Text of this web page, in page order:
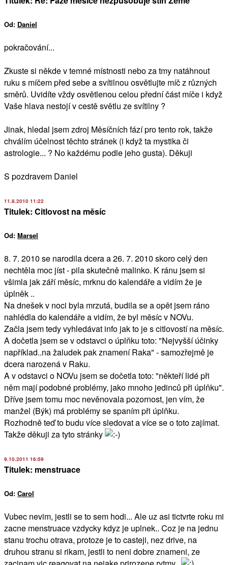
Od: Daniel
pokračování...
Zkuste si někde v temné místnosti nebo za tmy natáhnout
ruku s míčem před sebe a svítilnou osvětlujte míč z různých
směrů. Uvidíte vždy osvětlenou celou přední část míče i když
Vaše hlava nestojí v cestě světlu ze svítilny ?
Jinak, hledal jsem zdroj Měsíčních fází pro tento rok, takže
chválím účelnost těchto stránek (i když ta mystika či
astrologie... ? No každému podle jeho gusta). Děkuji
S pozdravem Daniel
11.8.2010 11:22
Titulek: Citlovost na měsíc
Od: Marsel
8. 7. 2010 se narodila dcera a 26. 7. 2010 skoro celý den
nechtěla moc jíst - pila skutečně malinko. K ránu jsem si
všimla jak září měsíc, mrknu do kalendáře a vidím že je
úplněk ..
Na dnešek v noci byla mrzutá, budila se a opět jsem ráno
nahlédla do kalendáře a vidím, že byl měsíc v NOVu.
Začla jsem tedy vyhledávat info jak to je s citlovostí na měsíc.
A dočetla jsem se v odstavci o úplňku toto: "Nejvyšší účinky
například..na žaludek pak znamení Raka" - samozřejmě je
dcera narozená v Raku.
A v odstavci o NOVu jsem se dočetla toto: "někteří lidé při
něm mají podobné problémy, jako mnoho jedinců při úplňku".
Dříve jsem tomu moc nevěnovala pozornost, jen vím, že
manžel (Býk) má problémy se spaním při úplňku.
Rozhodně teď to budu více sledovat a více se o toto zajímat.
Takže děkuji za tyto stránky
9.10.2011 16:59
Titulek: menstruace
Od: Carol
Vubec nevim, jestli se to sem hodi... Ale uz asi tictvrte roku mi
zacne menstruace vzdycky kdyz je uplnek.. Coz je na jednu
stanu trochu otrava, protoze je to casteji, nez drive, na
druhou stranu si rikam, jestli to neni dobre znameni, ze